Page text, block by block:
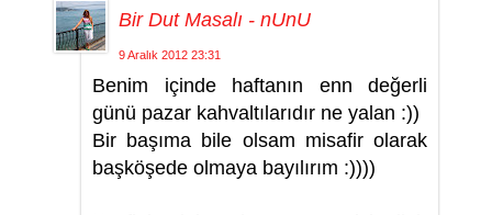
Bir Dut Masalı - nUnU
9 Aralık 2012 23:31
Benim içinde haftanın enn değerli
günü pazar kahvaltılarıdır ne yalan :))
Bir başıma bile olsam misafir olarak
başköşede olmaya bayılırım :))))